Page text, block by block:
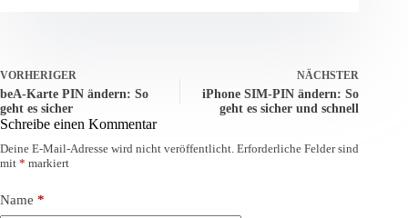
VORHERIGER
beA-Karte PIN ändern: So
geht es sicher
NÄCHSTER
iPhone SIM-PIN ändern: So
geht es sicher und schnell
Schreibe einen Kommentar
Deine E-Mail-Adresse wird nicht veröffentlicht. Erforderliche Felder sind
mit * markiert
Name *